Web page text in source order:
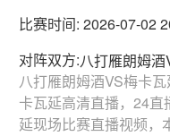
比赛时间: 2026-07-02
对阵双方:八打雁朗姆
八打雁朗姆酒VS梅卡
卡瓦延高清直播，24
延现场比赛直播视频，